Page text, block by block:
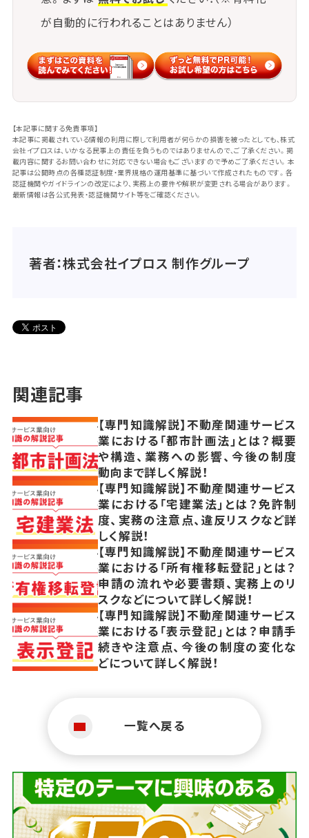
が自動的に行われることはありません）
【本記事に関する免責事項】
本記事に掲載されている情報の利用に際して利用者が何らかの損害を被ったとしても、株式
会社イプロスは、いかなる民事上の責任を負うものではありませんので、ご了承ください。掲
載内容に関するお問い合わせに対応できない場合もございますので予めご了承ください。本
記事は公開時点の各種認証制度・業界規格の運用基準に基づいて作成されたものです。各
認証機関やガイドラインの改定により、実務上の要件や解釈が変更される場合があります。
最新情報は各公式発表・認証機関サイト等をご確認ください。
著者：株式会社イプロス 制作グループ
関連記事
【専門知識解説】不動産関連サービス
業における「都市計画法」とは？概要
や構造、業務への影響、今後の制度
動向まで詳しく解説！
【専門知識解説】不動産関連サービス
業における「宅建業法」とは？免許制
度、実務の注意点、違反リスクなど詳
しく解説！
【専門知識解説】不動産関連サービス
業における「所有権移転登記」とは？
申請の流れや必要書類、実務上のリ
スクなどについて詳しく解説！
【専門知識解説】不動産関連サービス
業における「表示登記」とは？申請手
続きや注意点、今後の制度の変化な
どについて詳しく解説！
一覧へ戻る